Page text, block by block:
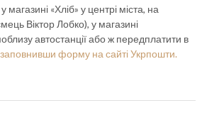
«Хліб» у центрі міста, на
Віктор Лобко), у магазині
автостанції або ж передплатити в
заповнивши форму на сайті Укрпошти.